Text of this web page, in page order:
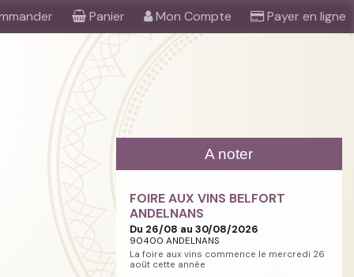
Panier Mon Compte Payer en ligne
A noter
FOIRE AUX VINS BELFORT
ANDELNANS
Du 26/08 au 30/08/2026
90400 ANDELNANS
La foire aux vins commence le mercredi 26
août cette année